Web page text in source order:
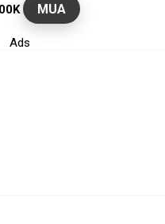
MUA
Ads